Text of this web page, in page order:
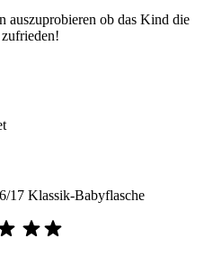
auszuprobieren ob das Kind die
17 Klassik-Babyflasche